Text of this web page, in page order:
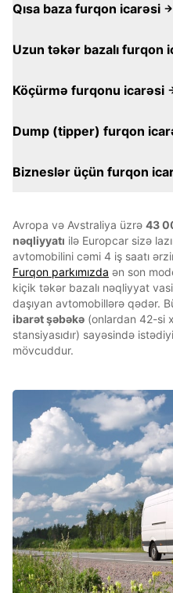
Qısa baza furqon icarəsi
Uzun təkər bazalı furqon
Köçürmə furqonu icarəsi
Dump (tipper) furqon
Bizneslər üçün furqon
Avropa və Avstraliya üzrə 43
nəqliyyatı ilə Europcar sizə
avtomobilini cəmi 4 iş saatı
Furqon parkımızda ən son
kiçik təkər bazalı nəqliyyat
daşıyan avtomobillərə qədər.
ibarət şəbəkə (onlardan 42-si
stansiyasıdır) sayəsində
mövcuddur.